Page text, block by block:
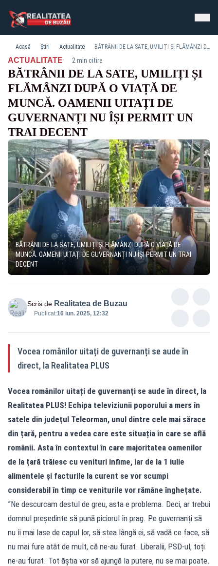
Acasă Știri Actualitate BĂTRÂNII DE LA SATE, UMILIȚI ȘI FLĂMÂNZI DUPĂ O VIAȚĂ DE MUNCĂ. OAMENII UITAȚI DE GUVERNANȚI NU ÎȘI PERMIT UN TRAI DECENT
ACTUALITATE· 2 min citire
BĂTRÂNII DE LA SATE, UMILIȚI ȘI
FLĂMÂNZI DUPĂ O VIAȚĂ DE
MUNCĂ. OAMENII UITAȚI DE
GUVERNANȚI NU ÎȘI PERMIT UN
TRAI DECENT
BĂTRÂNII DE LA SATE, UMILIȚI ȘI FLĂMÂNZI DUPĂ O VIAȚĂ DE
MUNCĂ. OAMENII UITAȚI DE GUVERNANȚI NU ÎȘI PERMIT UN TRAI
DECENT
Scris de Realitatea de Buzau
Publicat:16 iun. 2025, 12:32
Vocea românilor uitați de guvernanți se aude în
direct, la Realitatea PLUS
Vocea românilor uitați de guvernanți se aude în direct, la
Realitatea PLUS! Echipa televiziunii poporului a mers în
satele din județul Teleorman, unul dintre cele mai sărace
din țară, pentru a vedea care este situația în care se află
românii. Asta în contextul în care majoritatea oamenilor
de la țară trăiesc cu venituri infime, iar de la 1 iulie
alimentele și facturile la curent se vor scumpi
considerabil în timp ce veniturile vor rămâne înghețate.
”Ne descurcam destul de greu, asta e problema. Deci, ar trebui
domnul președinte să pună piciorul în prag. Pe guvernanți să
nu îi mai lase de capul lor, să stea lângă ei, să vadă ce face, să
nu mai fure atât de mult, că ne-au furat. Liberalii, PSD-ul, toți
ne-au furat. Tot ăștia vor să ajungă la putere, nu se mai poate.